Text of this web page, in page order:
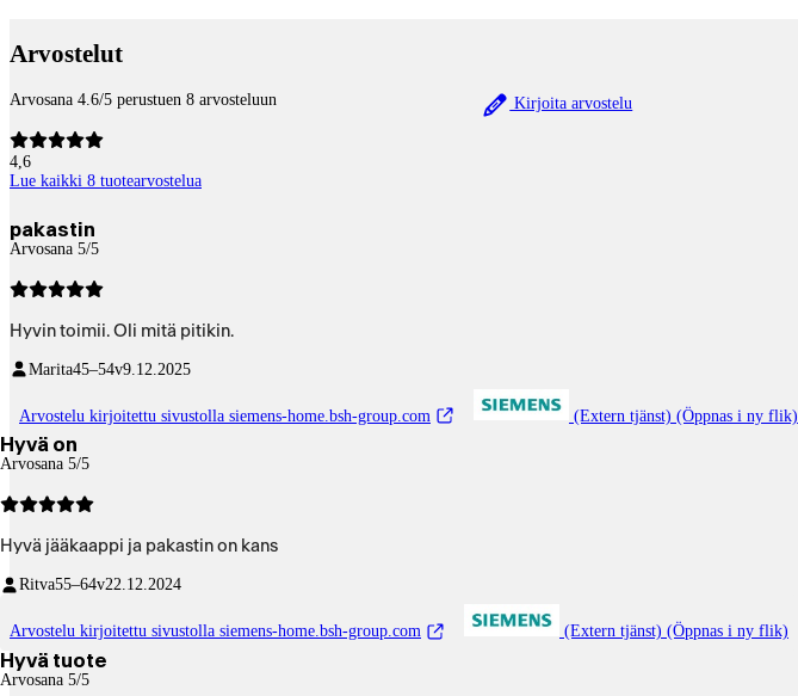
Arvostelut
Arvosana 4.6/5 perustuen 8 arvosteluun
4,6
Lue kaikki 8 tuotearvostelua
Kirjoita arvostelu
pakastin
Arvosana 5/5
Hyvin toimii. Oli mitä pitikin.
Marita45–54v9.12.2025
Arvostelu kirjoitettu sivustolla siemens-home.bsh-group.com (Extern tjänst) (Öppnas i ny flik)
Hyvä on
Arvosana 5/5
Hyvä jääkaappi ja pakastin on kans
Ritva55–64v22.12.2024
Arvostelu kirjoitettu sivustolla siemens-home.bsh-group.com (Extern tjänst) (Öppnas i ny flik)
Hyvä tuote
Arvosana 5/5